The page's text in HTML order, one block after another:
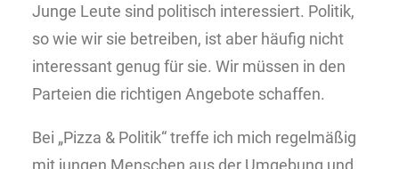
Junge Leute sind politisch interessiert. Politik,
so wie wir sie betreiben, ist aber häufig nicht
interessant genug für sie. Wir müssen in den
Parteien die richtigen Angebote schaffen.
Bei „Pizza & Politik“ treffe ich mich regelmäßig
mit jungen Menschen aus der Umgebung und